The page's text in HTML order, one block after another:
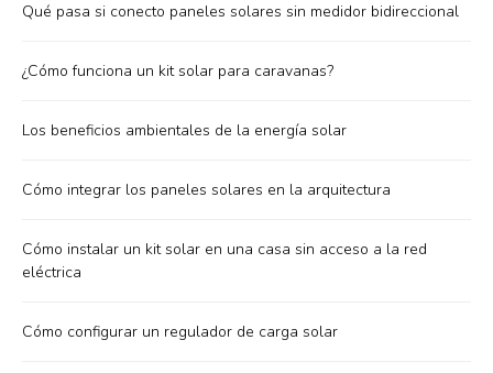
Qué pasa si conecto paneles solares sin medidor bidireccional
¿Cómo funciona un kit solar para caravanas?
Los beneficios ambientales de la energía solar
Cómo integrar los paneles solares en la arquitectura
Cómo instalar un kit solar en una casa sin acceso a la red
eléctrica
Cómo configurar un regulador de carga solar